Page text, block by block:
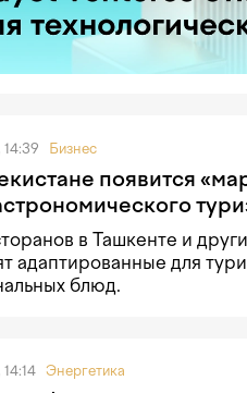
14:39 Бизнес
появится
в Ташкенте и
адаптированные для
блюд.
Энергетика